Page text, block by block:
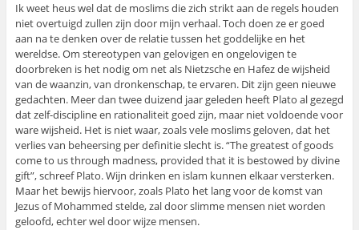
Ik weet heus wel dat de moslims die zich strikt aan de regels houden
niet overtuigd zullen zijn door mijn verhaal. Toch doen ze er goed
aan na te denken over de relatie tussen het goddelijke en het
wereldse. Om stereotypen van gelovigen en ongelovigen te
doorbreken is het nodig om net als Nietzsche en Hafez de wijsheid
van de waanzin, van dronkenschap, te ervaren. Dit zijn geen nieuwe
gedachten. Meer dan twee duizend jaar geleden heeft Plato al gezegd
dat zelf-discipline en rationaliteit goed zijn, maar niet voldoende voor
ware wijsheid. Het is niet waar, zoals vele moslims geloven, dat het
verlies van beheersing per definitie slecht is. “The greatest of goods
come to us through madness, provided that it is bestowed by divine
gift”, schreef Plato. Wijn drinken en islam kunnen elkaar versterken.
Maar het bewijs hiervoor, zoals Plato het lang voor de komst van
Jezus of Mohammed stelde, zal door slimme mensen niet worden
geloofd, echter wel door wijze mensen.